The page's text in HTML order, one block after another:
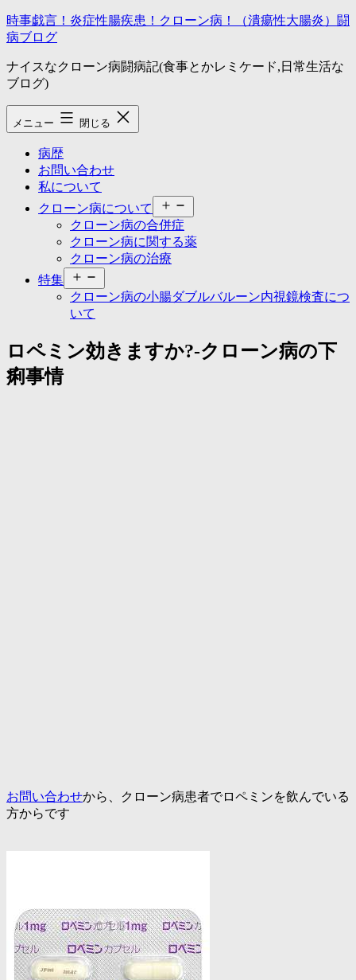
コ
ン
ン
ツ
へ
ス
キ
時事戯言！炎症性腸疾患！クローン病！（潰瘍性大腸炎）闘
病ブログ
ナイスなクローン病闘病記(食事とかレミケード,日常生活な
ブログ)
メニュー 閉じる
病歴
お問い合わせ
私について
クローン病について
ニ
ュ
ー
く
クローン病の合併症
クローン病に関する薬
クローン病の治療
特集
ニ
ュ
開
く
クローン病の小腸ダブルバルーン内視鏡検査につ
いて
ロペミン効きますか?-クローン病の下
痢事情
お問い合わせから、クローン病患者でロペミンを飲んでいる
方からです